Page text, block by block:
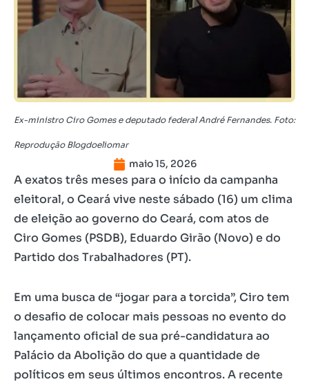
Ex-ministro Ciro Gomes e deputado federal André Fernandes. Foto:
Reprodução Blogdoeliomar
maio 15, 2026
A exatos três meses para o início da campanha
eleitoral, o Ceará vive neste sábado (16) um clima
de eleição ao governo do Ceará, com atos de
Ciro Gomes (PSDB), Eduardo Girão (Novo) e do
Partido dos Trabalhadores (PT).
Em uma busca de “jogar para a torcida”, Ciro tem
o desafio de colocar mais pessoas no evento do
lançamento oficial de sua pré-candidatura ao
Palácio da Abolição do que a quantidade de
políticos em seus últimos encontros. A recente